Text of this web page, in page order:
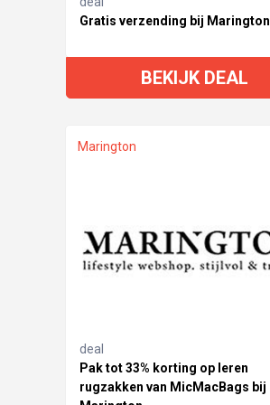
Gratis verzending bij Marington
BEKIJK DEAL
Marington
deal
Pak tot 33% korting op leren
rugzakken van MicMacBags bij